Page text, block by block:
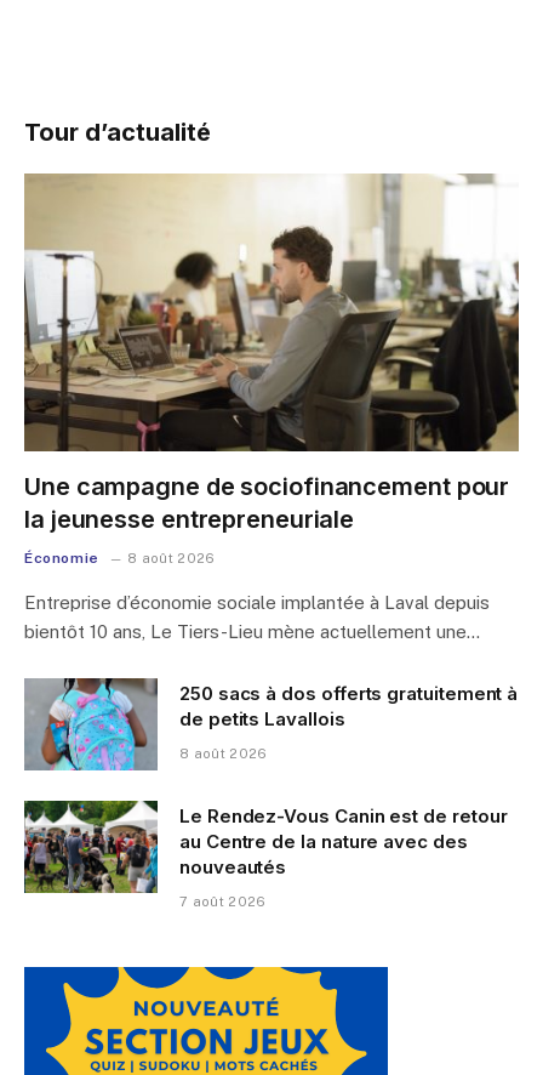
Tour d’actualité
Une campagne de sociofinancement pour
la jeunesse entrepreneuriale
Économie 8 août 2026
Entreprise d’économie sociale implantée à Laval depuis
bientôt 10 ans, Le Tiers-Lieu mène actuellement une…
250 sacs à dos offerts gratuitement à
de petits Lavallois
8 août 2026
Le Rendez-Vous Canin est de retour
au Centre de la nature avec des
nouveautés
7 août 2026